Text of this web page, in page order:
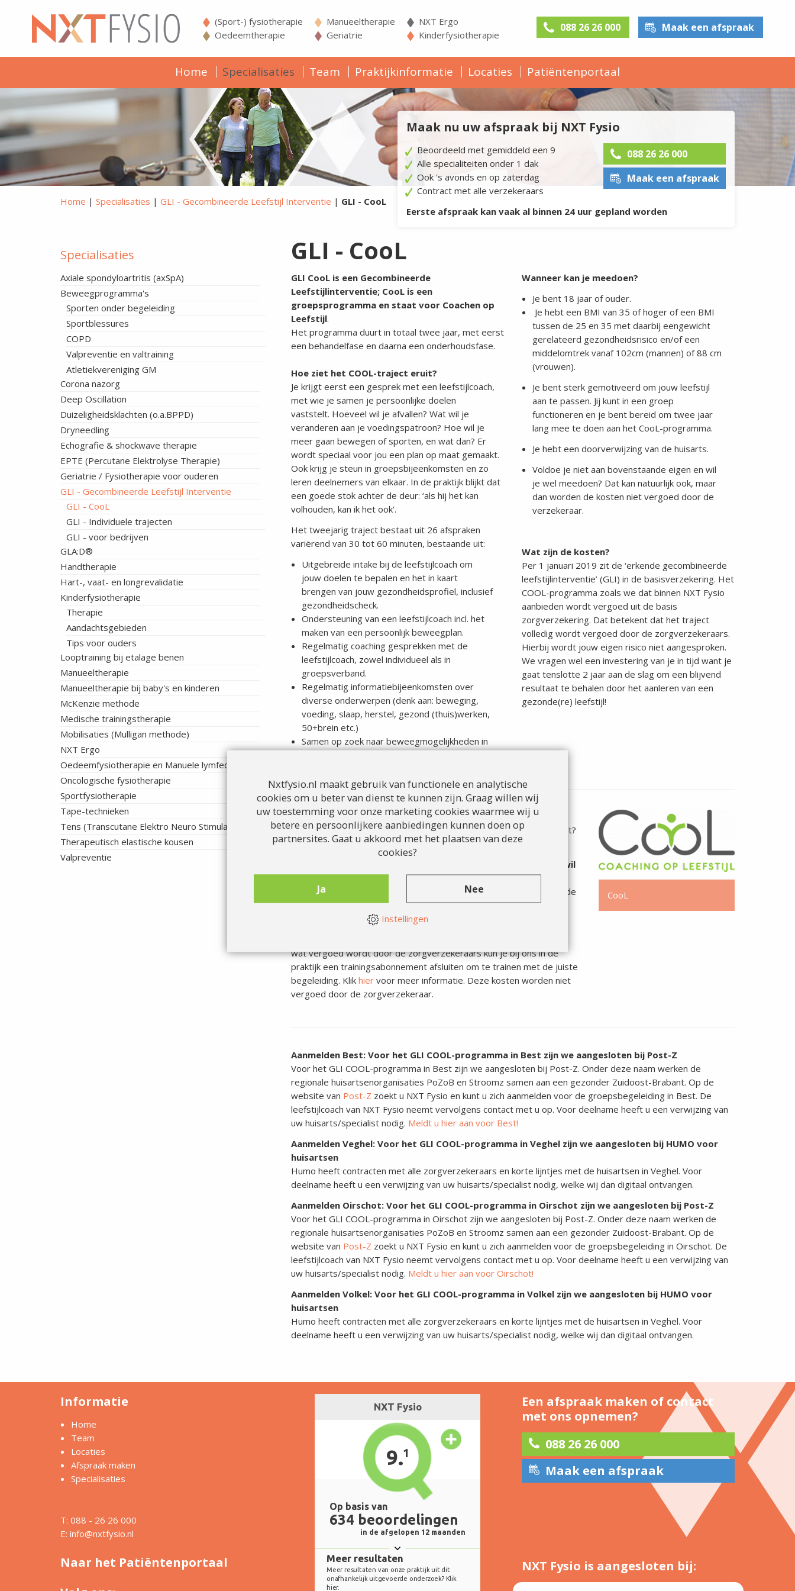
Nxtfysio.nl maakt gebruik van functionele en analytische
cookies om u beter van dienst te kunnen zijn. Graag willen wij
uw toestemming voor onze marketing cookies waarmee wij u
betere en persoonlijkere aanbiedingen kunnen doen op
partnersites. Gaat u akkoord met het plaatsen van deze
cookies?
Ja Nee
Instellingen
(Sport-) fysiotherapie
Oedeemtherapie
Manueeltherapie
Geriatrie
NXT Ergo
Kinderfysiotherapie
088 26 26 000 Maak een afspraak
Home Specialisaties Team Praktijkinformatie Locaties Patiëntenportaal
Home | Specialisaties | GLI - Gecombineerde Leefstijl Interventie | GLI - CooL
Maak nu uw afspraak bij NXT Fysio
Beoordeeld met gemiddeld een 9
Alle specialiteiten onder 1 dak
Ook 's avonds en op zaterdag
Contract met alle verzekeraars
088 26 26 000
Maak een afspraak
Eerste afspraak kan vaak al binnen 24 uur gepland worden
GLI - CooL
GLI CooL is een Gecombineerde
Leefstijlinterventie; CooL is een
groepsprogramma en staat voor Coachen op
Leefstijl.
Het programma duurt in totaal twee jaar, met eerst
een behandelfase en daarna een onderhoudsfase.
Hoe ziet het COOL-traject eruit?
Je krijgt eerst een gesprek met een leefstijlcoach,
met wie je samen je persoonlijke doelen
vaststelt. Hoeveel wil je afvallen? Wat wil je
veranderen aan je voedingspatroon? Hoe wil je
meer gaan bewegen of sporten, en wat dan? Er
wordt speciaal voor jou een plan op maat gemaakt.
Ook krijg je steun in groepsbijeenkomsten en zo
leren deelnemers van elkaar. In de praktijk blijkt dat
een goede stok achter de deur: ‘als hij het kan
volhouden, kan ik het ook’.
Het tweejarig traject bestaat uit 26 afspraken
variërend van 30 tot 60 minuten, bestaande uit:
Uitgebreide intake bij de leefstijlcoach om
jouw doelen te bepalen en het in kaart
brengen van jouw gezondheidsprofiel, inclusief
gezondheidscheck.
Ondersteuning van een leefstijlcoach incl. het
maken van een persoonlijk beweegplan.
Regelmatig coaching gesprekken met de
leefstijlcoach, zowel individueel als in
groepsverband.
Regelmatig informatiebijeenkomsten over
diverse onderwerpen (denk aan: beweging,
voeding, slaap, herstel, gezond (thuis)werken,
50+brein etc.)
Samen op zoek naar beweegmogelijkheden in
Wanneer kan je meedoen?
Je bent 18 jaar of ouder.
Je hebt een BMI van 35 of hoger of een BMI
tussen de 25 en 35 met daarbij eengewicht
gerelateerd gezondheidsrisico en/of een
middelomtrek vanaf 102cm (mannen) of 88 cm
(vrouwen).
Je bent sterk gemotiveerd om jouw leefstijl
aan te passen. Jij kunt in een groep
functioneren en je bent bereid om twee jaar
lang mee te doen aan het CooL-programma.
Je hebt een doorverwijzing van de huisarts.
Voldoe je niet aan bovenstaande eigen en wil
je wel meedoen? Dat kan natuurlijk ook, maar
dan worden de kosten niet vergoed door de
verzekeraar.
Wat zijn de kosten?
Per 1 januari 2019 zit de ‘erkende gecombineerde
leefstijlinterventie’ (GLI) in de basisverzekering. Het
COOL-programma zoals we dat binnen NXT Fysio
aanbieden wordt vergoed uit de basis
zorgverzekering. Dat betekent dat het traject
volledig wordt vergoed door de zorgverzekeraars.
Hierbij wordt jouw eigen risico niet aangesproken.
We vragen wel een investering van je in tijd want je
gaat tenslotte 2 jaar aan de slag om een blijvend
resultaat te behalen door het aanleren van een
gezonde(re) leefstijl!
Samen aan de slag
Wil je meer informatie? Ben je benieuwd of dit programma bij je past?
Stuur een mail naar info@nxtfysio.nl of bel naar 088 – 26 26 000.
Kom je niet aan aanmerking voor het Cool-programma maar wil
je wel aan de slag met een gezonde leefstijl?
We bieden ook Leefstijl-programma's op maat aan. Informeer naar de
mogelijkheden.
wat vergoed wordt door de zorgverzekeraars kun je bij ons in de
praktijk een trainingsabonnement afsluiten om te trainen met de juiste
begeleiding. Klik hier voor meer informatie. Deze kosten worden niet
vergoed door de zorgverzekeraar.
CooL
Aanmelden Best: Voor het GLI COOL-programma in Best zijn we aangesloten bij Post-Z
Voor het GLI COOL-programma in Best zijn we aangesloten bij Post-Z. Onder deze naam werken de
regionale huisartsenorganisaties PoZoB en Stroomz samen aan een gezonder Zuidoost-Brabant. Op de
website van Post-Z zoekt u NXT Fysio en kunt u zich aanmelden voor de groepsbegeleiding in Best. De
leefstijlcoach van NXT Fysio neemt vervolgens contact met u op. Voor deelname heeft u een verwijzing van
uw huisarts/specialist nodig. Meldt u hier aan voor Best!
Aanmelden Veghel: Voor het GLI COOL-programma in Veghel zijn we aangesloten bij HUMO voor
huisartsen
Humo heeft contracten met alle zorgverzekeraars en korte lijntjes met de huisartsen in Veghel. Voor
deelname heeft u een verwijzing van uw huisarts/specialist nodig, welke wij dan digitaal ontvangen.
Aanmelden Oirschot: Voor het GLI COOL-programma in Oirschot zijn we aangesloten bij Post-Z
Voor het GLI COOL-programma in Oirschot zijn we aangesloten bij Post-Z. Onder deze naam werken de
regionale huisartsenorganisaties PoZoB en Stroomz samen aan een gezonder Zuidoost-Brabant. Op de
website van Post-Z zoekt u NXT Fysio en kunt u zich aanmelden voor de groepsbegeleiding in Oirschot. De
leefstijlcoach van NXT Fysio neemt vervolgens contact met u op. Voor deelname heeft u een verwijzing van
uw huisarts/specialist nodig. Meldt u hier aan voor Oirschot!
Aanmelden Volkel: Voor het GLI COOL-programma in Volkel zijn we aangesloten bij HUMO voor
huisartsen
Humo heeft contracten met alle zorgverzekeraars en korte lijntjes met de huisartsen in Veghel. Voor
deelname heeft u een verwijzing van uw huisarts/specialist nodig, welke wij dan digitaal ontvangen.
Specialisaties
Axiale spondyloartritis (axSpA)
Beweegprogramma's
Sporten onder begeleiding
Sportblessures
COPD
Valpreventie en valtraining
Atletiekvereniging GM
Corona nazorg
Deep Oscillation
Duizeligheidsklachten (o.a.BPPD)
Dryneedling
Echografie & shockwave therapie
EPTE (Percutane Elektrolyse Therapie)
Geriatrie / Fysiotherapie voor ouderen
GLI - Gecombineerde Leefstijl Interventie
GLI - CooL
GLI - Individuele trajecten
GLI - voor bedrijven
GLA:D®
Handtherapie
Hart-, vaat- en longrevalidatie
Kinderfysiotherapie
Therapie
Aandachtsgebieden
Tips voor ouders
Looptraining bij etalage benen
Manueeltherapie
Manueeltherapie bij baby's en kinderen
McKenzie methode
Medische trainingstherapie
Mobilisaties (Mulligan methode)
NXT Ergo
Oedeemfysiotherapie en Manuele lymfedrainage
Oncologische fysiotherapie
Sportfysiotherapie
Tape-technieken
Tens (Transcutane Elektro Neuro Stimulatie)
Therapeutisch elastische kousen
Valpreventie
Informatie
Home
Team
Locaties
Afspraak maken
Specialisaties
T: 088 - 26 26 000
E: info@nxtfysio.nl
Naar het Patiëntenportaal
Een afspraak maken of contact
met ons opnemen?
088 26 26 000
Maak een afspraak
NXT Fysio is aangesloten bij: